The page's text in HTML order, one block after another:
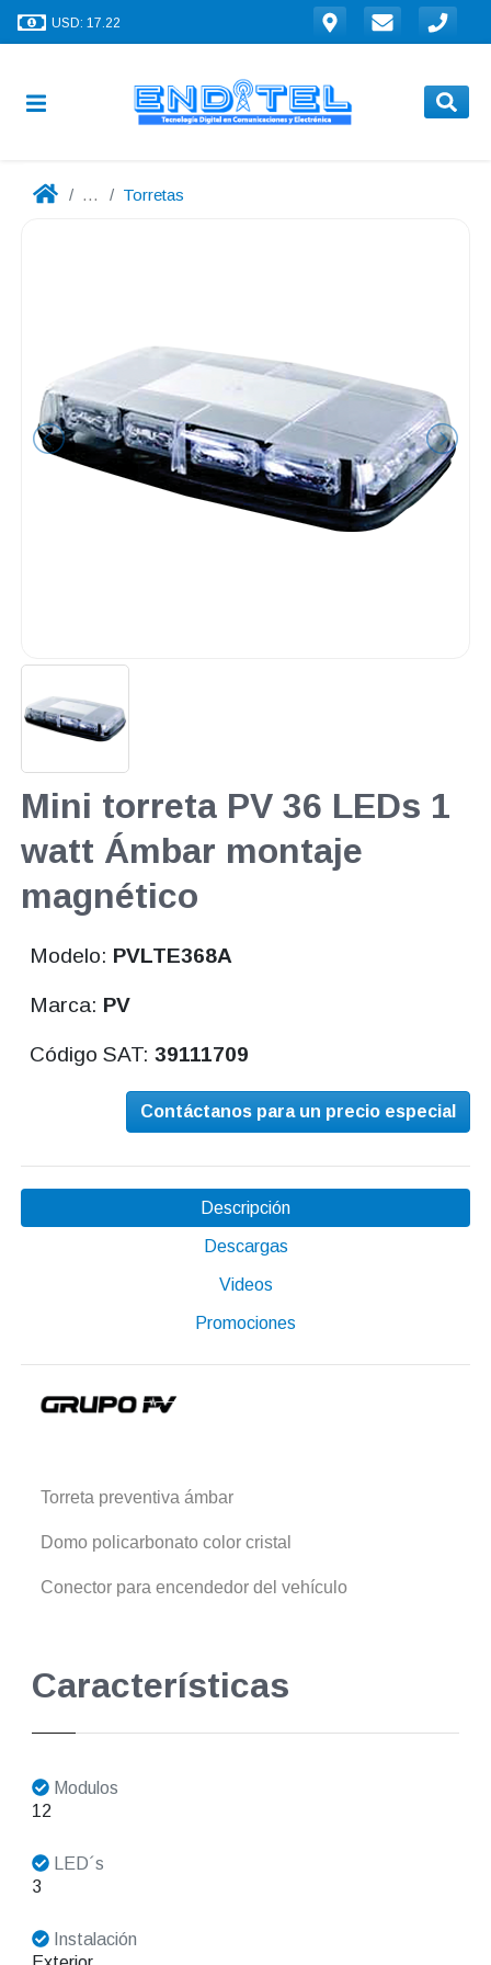
USD: 17.22
... Torretas
Mini torreta PV 36 LEDs 1
watt Ámbar montaje
magnético
Modelo: PVLTE368A
Marca: PV
Código SAT:39111709
Contáctanos para un precio especial
Descripción
Descargas
Videos
Promociones
Torreta preventiva ámbar
Domo policarbonato color cristal
Conector para encendedor del vehículo
Características
Modulos
12
LED´s
3
Instalación